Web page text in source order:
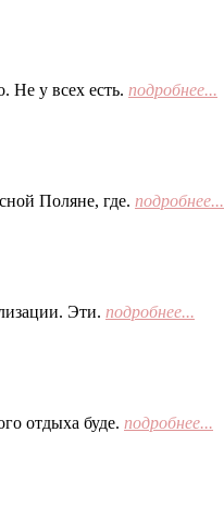
Не у всех есть. подробнее...
Поляне, где. подробнее...
Эти. подробнее...
отдыха буде. подробнее...